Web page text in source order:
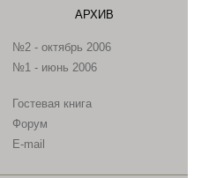
АРХИВ
№2 - октябрь 2006
№1 - июнь 2006
Гостевая книга
Форум
E-mail